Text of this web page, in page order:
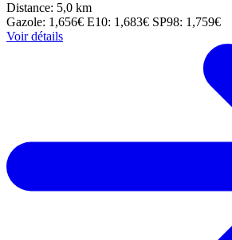
Distance: 5,0 km
Gazole: 1,656€ E10: 1,683€ SP98: 1,759€
Voir détails